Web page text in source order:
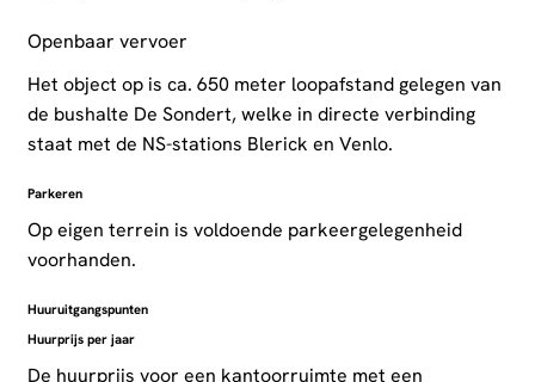
Openbaar vervoer
Het object op is ca. 650 meter loopafstand gelegen van
de bushalte De Sondert, welke in directe verbinding
staat met de NS-stations Blerick en Venlo.
Parkeren
Op eigen terrein is voldoende parkeergelegenheid
voorhanden.
Huuruitgangspunten
Huurprijs per jaar
De huurprijs voor een kantoorruimte met een